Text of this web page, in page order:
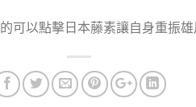
可以點擊日本藤素讓自身重振雄